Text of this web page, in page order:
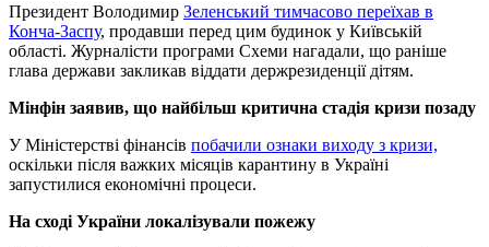
Президент Володимир Зеленський тимчасово переїхав в
Конча-Заспу, продавши перед цим будинок у Київській
області. Журналісти програми Схеми нагадали, що раніше
глава держави закликав віддати держрезиденції дітям.
Мінфін заявив, що найбільш критична стадія кризи позаду
У Міністерстві фінансів побачили ознаки виходу з кризи,
оскільки після важких місяців карантину в Україні
запустилися економічні процеси.
На сході України локалізували пожежу